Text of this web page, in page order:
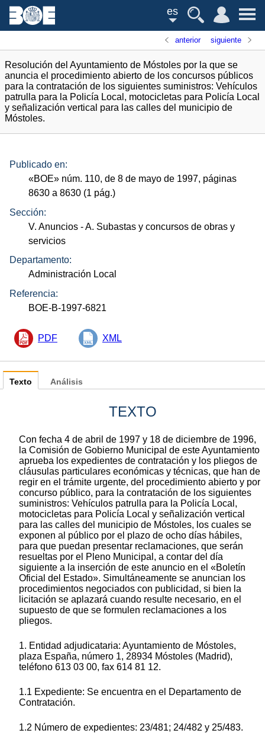
es
anterior siguiente
Resolución del Ayuntamiento de Móstoles por la que se
anuncia el procedimiento abierto de los concursos públicos
para la contratación de los siguientes suministros: Vehículos
patrulla para la Policía Local, motocicletas para Policía Local
y señalización vertical para las calles del municipio de
Móstoles.
Publicado en:
«BOE» núm. 110, de 8 de mayo de 1997, páginas
8630 a 8630 (1 pág.)
Sección:
V. Anuncios - A. Subastas y concursos de obras y
servicios
Departamento:
Administración Local
Referencia:
BOE-B-1997-6821
PDF XML
Texto
TEXTO
Con fecha 4 de abril de 1997 y 18 de diciembre de 1996,
la Comisión de Gobierno Municipal de este Ayuntamiento
aprueba los expedientes de contratación y los pliegos de
cláusulas particulares económicas y técnicas, que han de
regir en el trámite urgente, del procedimiento abierto y por
concurso público, para la contratación de los siguientes
suministros: Vehículos patrulla para la Policía Local,
motocicletas para Policía Local y señalización vertical
para las calles del municipio de Móstoles, los cuales se
exponen al público por el plazo de ocho días hábiles,
para que puedan presentar reclamaciones, que serán
resueltas por el Pleno Municipal, a contar del día
siguiente a la inserción de este anuncio en el «Boletín
Oficial del Estado». Simultáneamente se anuncian los
procedimientos negociados con publicidad, si bien la
licitación se aplazará cuando resulte necesario, en el
supuesto de que se formulen reclamaciones a los
pliegos.
1. Entidad adjudicataria: Ayuntamiento de Móstoles,
plaza España, número 1, 28934 Móstoles (Madrid),
teléfono 613 03 00, fax 614 81 12.
1.1 Expediente: Se encuentra en el Departamento de
Contratación.
1.2 Número de expedientes: 23/481; 24/482 y 25/483.
Análisis